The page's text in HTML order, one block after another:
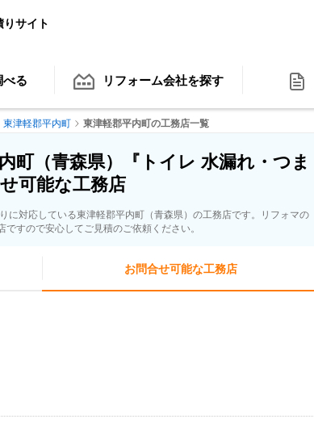
サイト
る リフォーム会社を探す
東津軽郡平内町 東津軽郡平内町の工務店一覧
町（青森県）『トイレ 水漏れ・つま
可能な工務店
に対応している東津軽郡平内町（青森県）の工務店です。リフォマの
すので安心してご見積のご依頼ください。
お問合せ可能な工務店